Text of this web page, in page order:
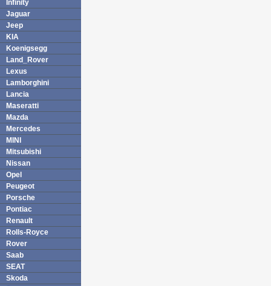
Infinity
Jaguar
Jeep
KIA
Koenigsegg
Land_Rover
Lexus
Lamborghini
Lancia
Maseratti
Mazda
Mercedes
MINI
Mitsubishi
Nissan
Opel
Peugeot
Porsche
Pontiac
Renault
Rolls-Royce
Rover
Saab
SEAT
Skoda